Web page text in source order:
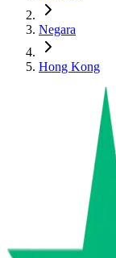
Negara
Hong Kong